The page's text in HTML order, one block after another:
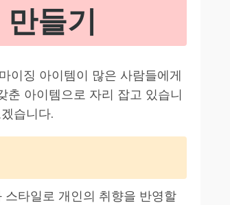
들기
이징 아이템이 많은 사람들에게
춘 아이템으로 자리 잡고 있습니
습니다.
타일로 개인의 취향을 반영할